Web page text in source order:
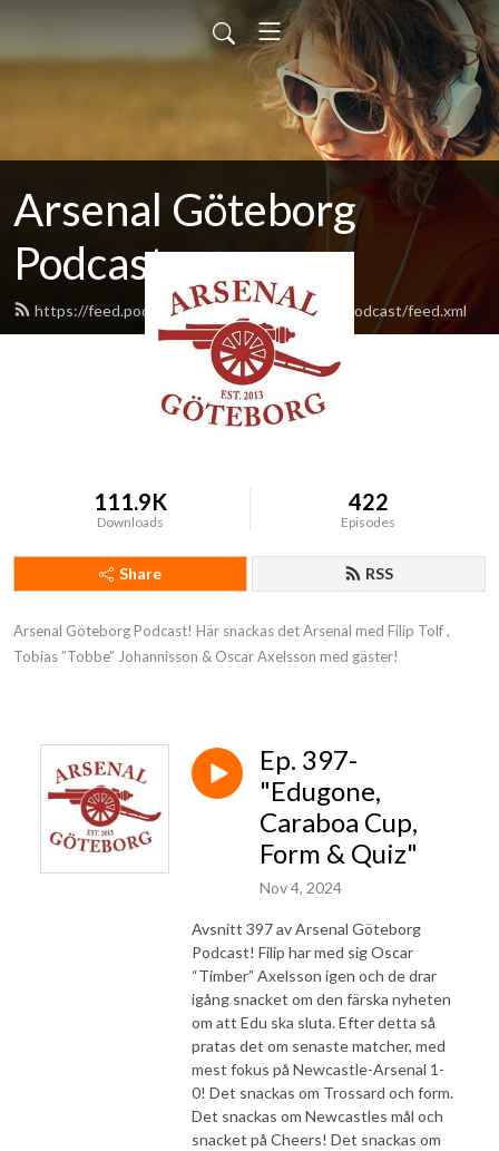
Arsenal Göteborg
Podcast
https://feed.podbean.com/ArsenalGoteborgPodcast/feed.xml
111.9K
Downloads
422
Episodes
Share RSS
Arsenal Göteborg Podcast! Här snackas det Arsenal med Filip Tolf ,
Tobias ”Tobbe” Johannisson & Oscar Axelsson med gäster!
Ep. 397-
"Edugone,
Caraboa Cup,
Form & Quiz"
Nov 4, 2024
Avsnitt 397 av Arsenal Göteborg
Podcast! Filip har med sig Oscar
“Timber” Axelsson igen och de drar
igång snacket om den färska nyheten
om att Edu ska sluta. Efter detta så
pratas det om senaste matcher, med
mest fokus på Newcastle-Arsenal 1-
0! Det snackas om Trossard och form.
Det snackas om Newcastles mål och
snacket på Cheers! Det snackas om